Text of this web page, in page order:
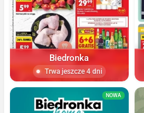
Biedronka
Trwa jeszcze 4 dni
NOWA